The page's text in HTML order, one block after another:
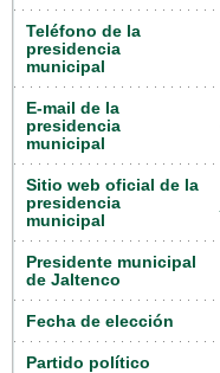
Teléfono de la
presidencia
municipal
E-mail de la
presidencia
municipal
Sitio web oficial de la
presidencia
municipal
Presidente municipal
de Jaltenco
Fecha de elección
Partido político